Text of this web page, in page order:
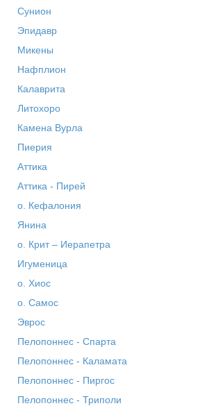
Сунион
Эпидавр
Микены
Нафплион
Калаврита
Литохоро
Камена Вурла
Пиерия
Аттика
Аттика - Пирей
о. Кефалония
Янина
о. Крит – Иерапетра
Игуменица
о. Хиос
о. Самос
Эврос
Пелопоннес - Спарта
Пелопоннес - Каламата
Пелопоннес - Пиргос
Пелопоннес - Триполи